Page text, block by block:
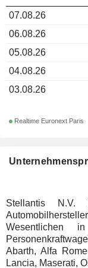
Stellantis N.V.
Wesentlichen in vier
Abarth, Alfa
Lancia, Maserati,
07.08.26
06.08.26
05.08.26
04.08.26
03.08.26
Realtime Euronext Paris